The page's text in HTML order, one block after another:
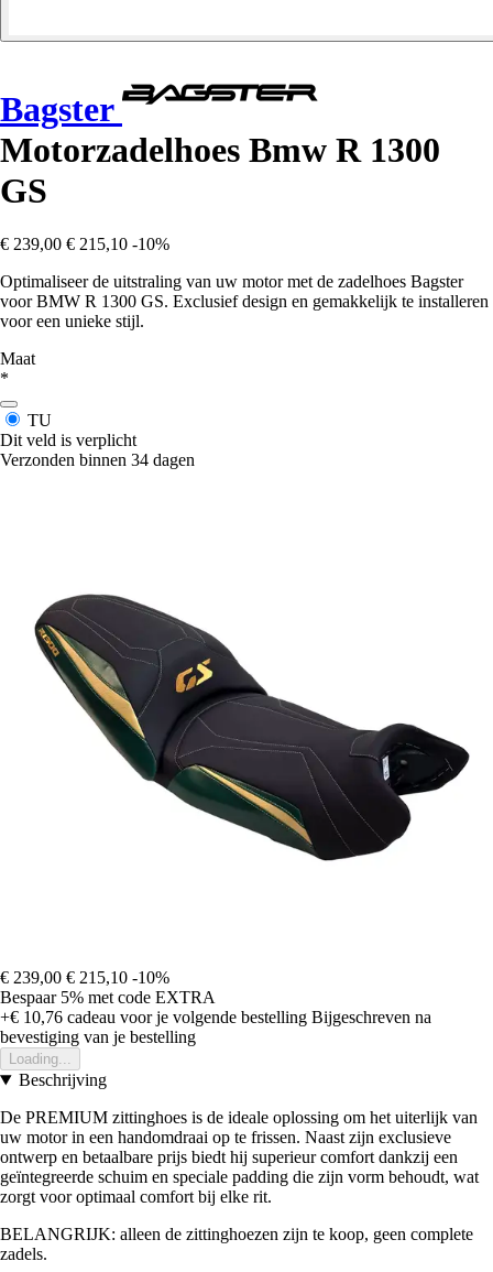
Bagster
Motorzadelhoes Bmw R 1300
GS
€ 239,00 € 215,10 -10%
Optimaliseer de uitstraling van uw motor met de zadelhoes Bagster
voor BMW R 1300 GS. Exclusief design en gemakkelijk te installeren
voor een unieke stijl.
Maat
*
TU
Dit veld is verplicht
Verzonden binnen 34 dagen
€ 239,00 € 215,10 -10%
Bespaar 5% met code EXTRA
+€ 10,76 cadeau voor je volgende bestelling Bijgeschreven na
bevestiging van je bestelling
Loading...
Beschrijving
De PREMIUM zittinghoes is de ideale oplossing om het uiterlijk van
uw motor in een handomdraai op te frissen. Naast zijn exclusieve
ontwerp en betaalbare prijs biedt hij superieur comfort dankzij een
geïntegreerde schuim en speciale padding die zijn vorm behoudt, wat
zorgt voor optimaal comfort bij elke rit.
BELANGRIJK: alleen de zittinghoezen zijn te koop, geen complete
zadels.